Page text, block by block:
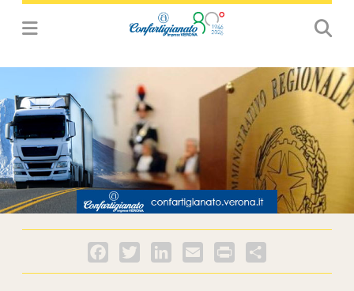
Facebook
Twitter LinkedInEmail PrintFriendly